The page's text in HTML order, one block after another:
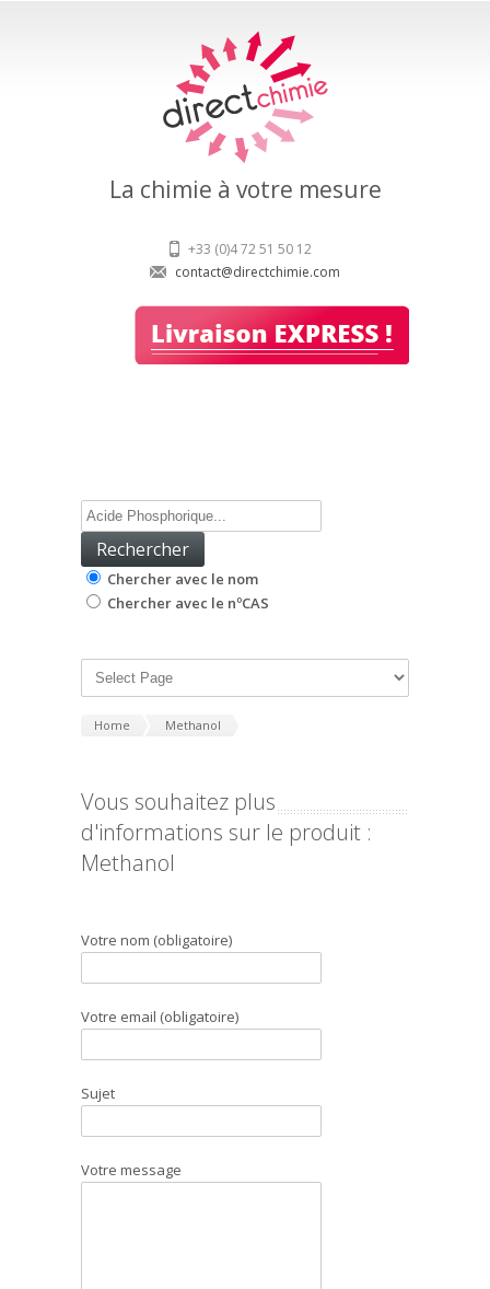
La chimie à votre mesure
+33 (0)4 72 51 50 12
contact@directchimie.com
Chercher avec le nom
Chercher avec le nºCAS
Home Methanol
Vous souhaitez plus
d'informations sur le produit :
Methanol
Votre nom (obligatoire)
Votre email (obligatoire)
Sujet
Votre message